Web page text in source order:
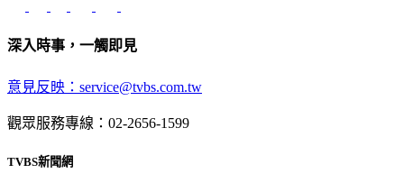
深入時事，一觸即見
意見反映：service@tvbs.com.tw
觀眾服務專線：02-2656-1599
TVBS新聞網